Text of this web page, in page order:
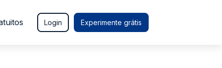
Login Experimente grátis